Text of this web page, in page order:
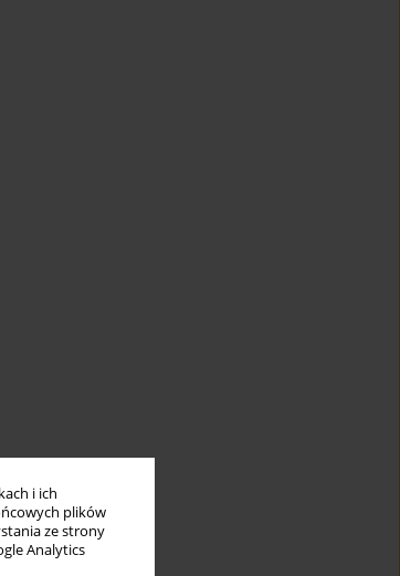
i ich
plików
ze strony
Analytics